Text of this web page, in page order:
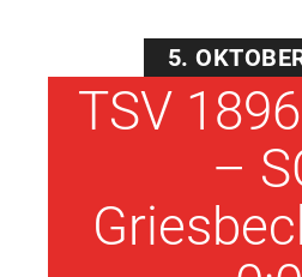
5.
TSV
–